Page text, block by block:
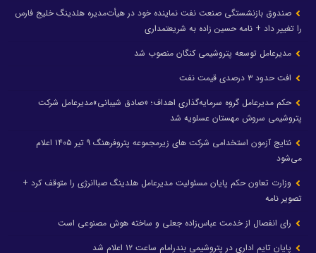
صندوق بازنشستگی صنعت نفت نماینده خود در هیأت‌مدیره هلدینگ خلیج فارس
را تغییر داد + نامه حسین زاده به شریعتمداری
مدیرعامل توسعه پتروشیمی کنگان منصوب شد
افت حدود ۳ درصدی قیمت نفت
حکم مدیرعامل گروه سرمایه‌گذاری اهداف؛ «صادق شیبانی»مدیرعامل شرکت
پتروشیمی سروش مهستان عسلویه شد
نتایج آزمون استخدامی شرکت های زیرمجموعه پتروفرهنگ ۹ تیر ۱۴۰۵ اعلام
می‌شود
وزارت تعاون حکم پایان مسئولیت مدیرعامل هلدینگ صباانرژی را متوقف کرد +
تصویر نامه
رای انفصال از خدمت عباس‌زاده جعلی و ساخته هوش مصنوعی است
پایان تایم اداری در پتروشیمی بندرامام ساعت ۱۲ اعلام شد